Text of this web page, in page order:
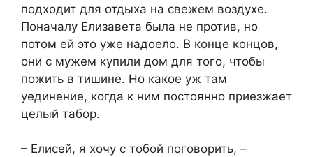
подходит для отдыха на свежем воздухе.
Поначалу Елизавета была не против, но
потом ей это уже надоело. В конце концов,
они с мужем купили дом для того, чтобы
пожить в тишине. Но какое уж там
уединение, когда к ним постоянно приезжает
целый табор.
– Елисей, я хочу с тобой поговорить, –